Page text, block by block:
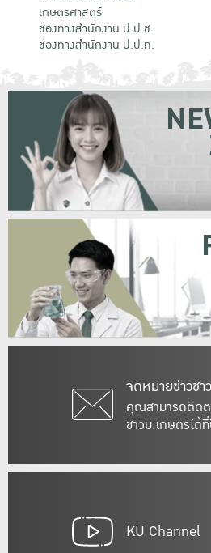
เกษตรศาสตร์
ช่องทางสำนักงาน ป.ป.ช.
ช่องทางสำนักงาน ป.ป.ท.
จดหมายข่าวชา
คุณสามารถติด
ชาวม.เกษตรได้
KU Channel